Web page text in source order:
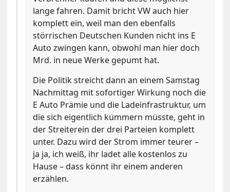
lange fahren. Damit bricht VW auch hier
komplett ein, weil man den ebenfalls
störrischen Deutschen Kunden nicht ins E
Auto zwingen kann, obwohl man hier doch
Mrd. in neue Werke gepumt hat.
Die Politik streicht dann an einem Samstag
Nachmittag mit sofortiger Wirkung noch die
E Auto Prämie und die Ladeinfrastruktur, um
die sich eigentlich kümmern müsste, geht in
der Streiterein der drei Parteien komplett
unter. Dazu wird der Strom immer teurer –
ja ja, ich weiß, ihr ladet alle kostenlos zu
Hause – dass könnt ihr einem anderen
erzählen.